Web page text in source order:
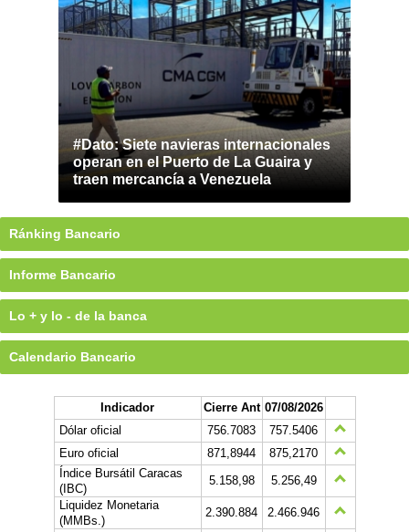
#Dato: Siete navieras internacionales
operan en el Puerto de La Guaira y
traen mercancía a Venezuela
Ránking Bancario
Informe Bancario
Lo + y lo - de la banca
Calendario Bancario
Indicador Cierre Ant 07/08/2026
Dólar oficial
756.7083
757.5406
Euro oficial
871,8944
875,2170
Índice Bursátil Caracas
(IBC)
5.158,98
5.256,49
Liquidez Monetaria
(MMBs.)
2.390.884
2.466.946